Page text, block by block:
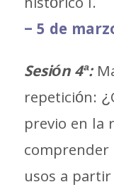
– 5 de
Sesión 4ª:
repetición:
previo en la
comprender
usos a